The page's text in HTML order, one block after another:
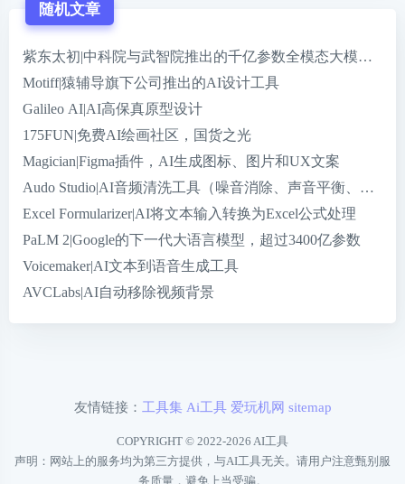
随机文章
紫东太初|中科院与武智院推出的千亿参数全模态大模型和助
Motiff|猿辅导旗下公司推出的AI设计工具
Galileo AI|AI高保真原型设计
175FUN|免费AI绘画社区，国货之光
Magician|Figma插件，AI生成图标、图片和UX文案
Audo Studio|AI音频清洗工具（噪音消除、声音平衡、音量
Excel Formularizer|AI将文本输入转换为Excel公式处理
PaLM 2|Google的下一代大语言模型，超过3400亿参数
Voicemaker|AI文本到语音生成工具
AVCLabs|AI自动移除视频背景
友情链接： 工具集 Ai工具 爱玩机网 sitemap
COPYRIGHT © 2022-2026 AI工具
声明：网站上的服务均为第三方提供，与AI工具无关。请用户注意甄别服
务质量，避免上当受骗。